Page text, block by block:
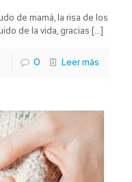
de mamá, la risa de los
de la vida, gracias […]
0 Leer más